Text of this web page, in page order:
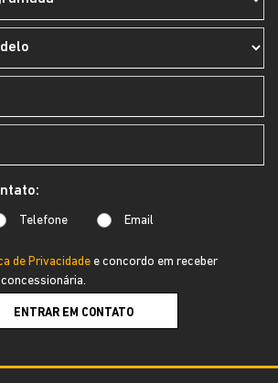
Telefone Email
de Privacidade e concordo em receber
ENTRAR EM CONTATO